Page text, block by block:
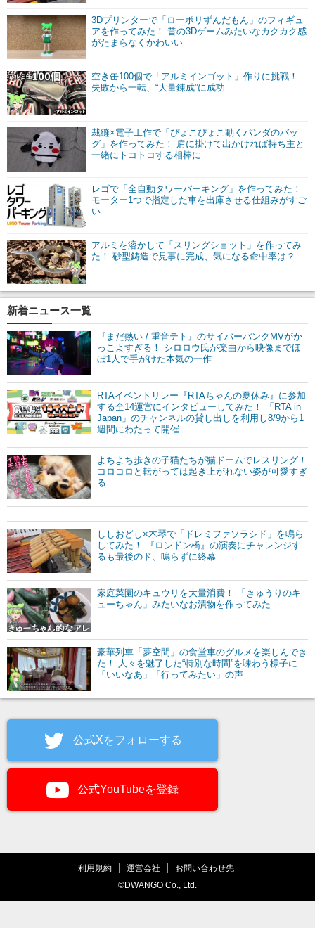
3Dプリンターで「ローポリずんだもん」のフィギュ
アを作ってみた！ 昔の3Dゲームみたいなカクカク感
がたまらなくかわいい
空き缶100個で「アルミインゴット」作りに挑戦！
失敗から一転、“大量錬成”に成功
裁縫×電子工作で「ぴょこぴょこ動くパンダのバッ
グ」を作ってみた！ 肩に掛けて出かければ持ち主と
一緒にトコトコする相棒に
レゴで「全自動タワーパーキング」を作ってみた！
モーター1つで指定した車を出庫させる仕組みがすご
い
アルミを溶かして「スリングショット」を作ってみ
た！ 砂型鋳造で見事に完成、気になる命中率は？
新着ニュース一覧
『まだ熱い / 重音テト』のサイバーパンクMVがか
っこよすぎる！ シロロウ氏が楽曲から映像までほ
ぼ1人で手がけた本気の一作
RTAイベントリレー『RTAちゃんの夏休み』に参加
する全14運営にインタビューしてみた！ 「RTA in
Japan」のチャンネルの貸し出しを利用し8/9から1
週間にわたって開催
よちよち歩きの子猫たちが猫ドームでレスリング！
コロコロと転がっては起き上がれない姿が可愛すぎ
る
ししおどし×木琴で「ドレミファソラシド」を鳴ら
してみた！ 『ロンドン橋』の演奏にチャレンジす
るも最後のド、鳴らずに終幕
家庭菜園のキュウリを大量消費！ 「きゅうりのキ
ューちゃん」みたいなお漬物を作ってみた
豪華列車「夢空間」の食堂車のグルメを楽しんでき
た！ 人々を魅了した“特別な時間”を味わう様子に
「いいなあ」「行ってみたい」の声
公式Xをフォローする
公式YouTubeを登録
利用規約 運営会社
お問い合わせ先
©DWANGO Co., Ltd.